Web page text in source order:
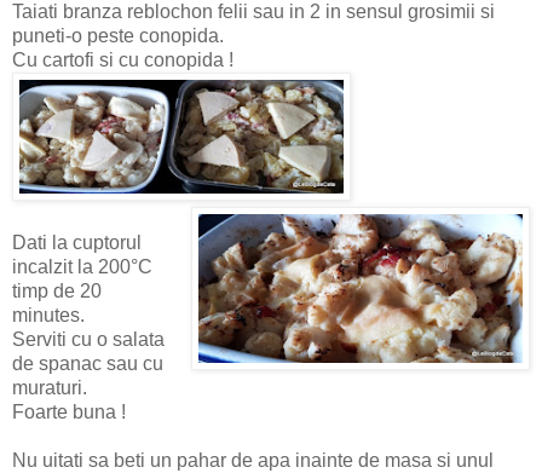
Taiati branza reblochon felii sau in 2 in sensul grosimii si
puneti-o peste conopida.
Cu cartofi si cu conopida !
Dati la cuptorul
incalzit la 200°C
timp de 20
minutes.
Serviti cu o salata
de spanac sau cu
muraturi.
Foarte buna !
Nu uitati sa beti un pahar de apa inainte de masa si unul